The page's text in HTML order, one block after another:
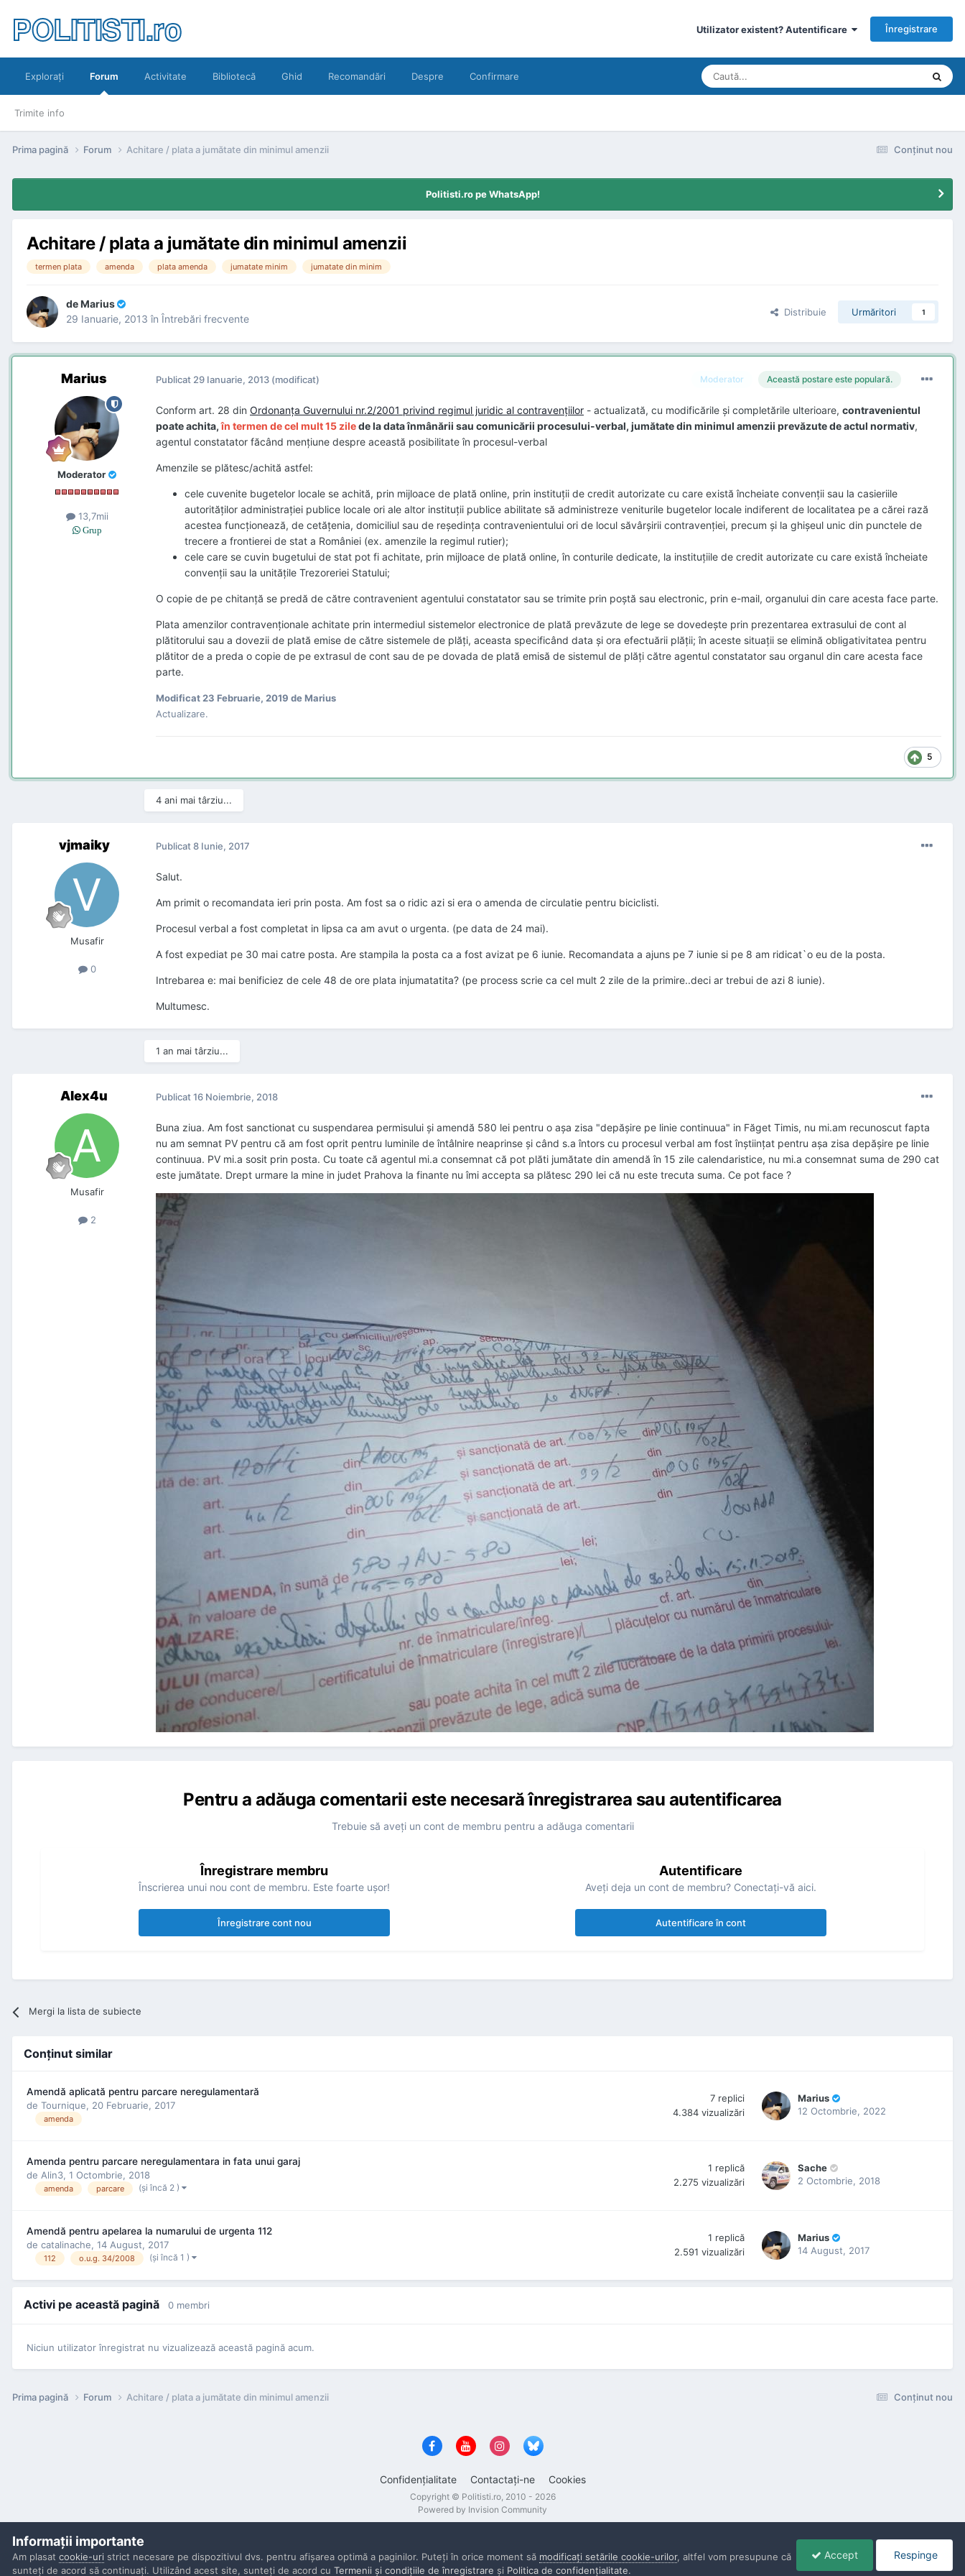
POLITISTI.ro Utilizator existent? Autentificare Înregistrare
Exploraţi Forum
Trimite info
Activitate Bibliotecă Ghid Recomandări Despre Confirmare
Conţinut nou
Prima pagină Forum Achitare / plata a jumătate din minimul amenzii
Politisti.ro pe WhatsApp!
Achitare / plata a jumătate din minimul amenzii
termen plata amenda plata amenda jumatate minim jumatate din minim
deMarius
29 Ianuarie, 2013 în Întrebări frecvente
Distribuie Urmăritori 1
Marius
Moderator
13,7mii
Grup
Moderator Această postare este populară.
Publicat 29 Ianuarie, 2013 (modificat)
Conform art. 28 din Ordonanţa Guvernului nr.2/2001 privind regimul juridic al contravenţiilor - actualizată, cu modificările şi completările ulterioare, contravenientul
poate achita,în termen de cel mult 15 zilede la data înmânării sau comunicării procesului-verbal, jumătate din minimul amenzii prevăzute de actul normativ,
agentul constatator făcând menţiune despre această posibilitate în procesul-verbal
Amenzile se plătesc/achită astfel:
cele cuvenite bugetelor locale se achită, prin mijlo ace de plată online, prin instituţii de credit autorizate cu care există încheiate convenţii sau la casie riile
autorităţilor admin istraţiei publice locale ori ale altor instituţii publice abilitate să administreze veniturile bugetelor locale indiferent de localitatea pe a cărei rază
acestea funcţionează, de cetăţenia , domic iliul sau de reşedinţa contravenientului ori de locul săvârşirii contravenţiei, precum şi la ghişeul unic din punctele de
trecere a frontierei de stat a României (ex. amenzile la regimul rutier);
cele care se cuvin bugetului de stat pot fi achitate, prin mijloace de pl ată online, în conturile dedicate, la instituţiile de credit autorizate cu care există încheiate
convenţii sau la unităţile Trezoreriei Statului;
O copie de pe chitanţă se predă de către contravenient agentului constatator sau se trimite prin poştă sau electronic, prin e-mail, organului din care acesta face part e .
Plata amenzilor contravenţionale achitate prin intermediul sistemelor electronice de plată prevăzute de lege se dovedeşte prin prezentarea extrasului de cont al
plătitorului sau a dovezii de plată emise de către sistemele de plăţi, aceasta specificând data şi ora efectuării plăţii; în aceste situaţii se elimină obligativitatea pentru
plătitor de a preda o copie de pe extrasul de cont sa u de pe dovada de plată emisă de sistemul de plăţi către agentul constatator sau organul din care acesta face
parte.
Modificat23 Februarie, 2019 de Marius
Actualizare.
5
4 ani mai târziu...
vjmaiky
Musafir
0
Publicat8 Iunie, 2017
Salut.
Am primit o recomandata ieri prin posta. Am fost sa o ridic azi si era o amenda de circulatie pentru biciclisti.
Procesul verbal a fost completat in lipsa ca am avut o urgenta. (pe data de 24 mai).
A fost expediat pe 30 mai catre posta. Are stampila la posta ca a fost avizat pe 6 iunie. Recomandata a ajuns pe 7 iunie si pe 8 am ridicat`o eu de la posta.
Intrebarea e: mai benificiez de cele 48 de ore plata injumatatita? (pe process scrie ca cel mult 2 zile de la primire..deci ar trebui de azi 8 iunie).
Multumesc.
1 an mai târziu...
Alex4u
Musafir
2
Publicat16 Noiembrie, 2018
Buna ziua. Am fost sanctionat cu suspendarea permisului și amendă 580 lei pentru o așa zisa "depășire pe linie continuua" in Făget Timis, nu mi.am recunoscut fapta
nu am semnat PV pentru că am fost oprit pentru luminile de întâlnire neaprinse și când s.a întors cu procesul verbal am fost înștiințat pentru așa zisa depășire pe linie
continuua. PV mi.a sosit prin posta. Cu toate că agentul mi.a consemnat că pot plăti jumătate din amendă în 15 zile calendaristice, nu mi.a consemnat suma de 290 cat
este jumătate. Drept urmare la mine in judet Prahova la finante nu îmi accepta sa plătesc 290 lei că nu este trecuta suma. Ce pot face ?
Pentru a adăuga comentarii este necesară înregistrarea sau autentificarea
Trebuie să aveţi un cont de membru pentru a adăuga comentarii
Înregistrare membru
Înscrierea unui nou cont de membru. Este foarte uşor!
Înregistrare cont nou
Autentificare
Aveţi deja un cont de membru? Conectaţi-vă aici.
Autentificare în cont
Mergi la lista de subiecte
Conţinut similar
Amendă aplicată pentru parcare neregulamentară
de Tournique, 20 Februarie, 2017
amenda
7 replici
4.384 vizualizări
Marius
12 Octombrie, 2022
Amenda pentru parcare neregulamentara in fata unui garaj
de Alin3, 1 Octombrie, 2018
amenda parcare (şi încă 2 )
1 replică
2.275 vizualizări
Sache
2 Octombrie, 2018
Amendă pentru apelarea la numarului de urgenta 112
de catalinache, 14 August, 2017
112 o.u.g. 34/2008 (şi încă 1 )
1 replică
2.591 vizualizări
Marius
14 August, 2017
Activi pe această pagină 0 membri
Niciun utilizator înregistrat nu vizualizează această pagină acum.
Conţinut nou
Prima pagină Forum Achitare / plata a jumătate din minimul amenzii
Confidenţialitate Contactaţi-ne Cookies
Copyright © Politisti.ro, 2010 - 2026
Powered by Invision Community
Informaţii importante
Am plasat cookie-uri strict necesare pe dispozitivul dvs. pentru afişarea optimă a paginilor. Puteţi în orice moment să modificaţi setările cookie-urilor, altfel vom presupune că
sunteţi de acord să continuaţi. Utilizând acest site, sunteţi de acord cu Termenii şi condiţiile de înregistrare şi Politica de confidenţialitate.
Accept Respinge